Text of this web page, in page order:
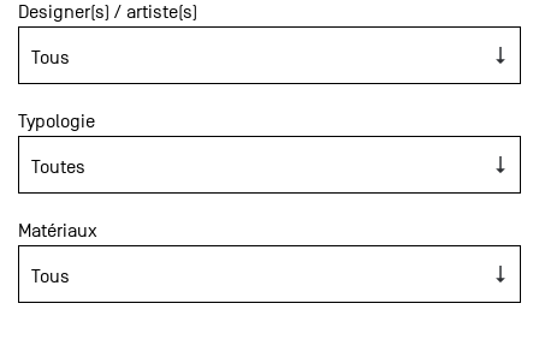
Designer(s) / artiste(s)
Typologie
Matériaux